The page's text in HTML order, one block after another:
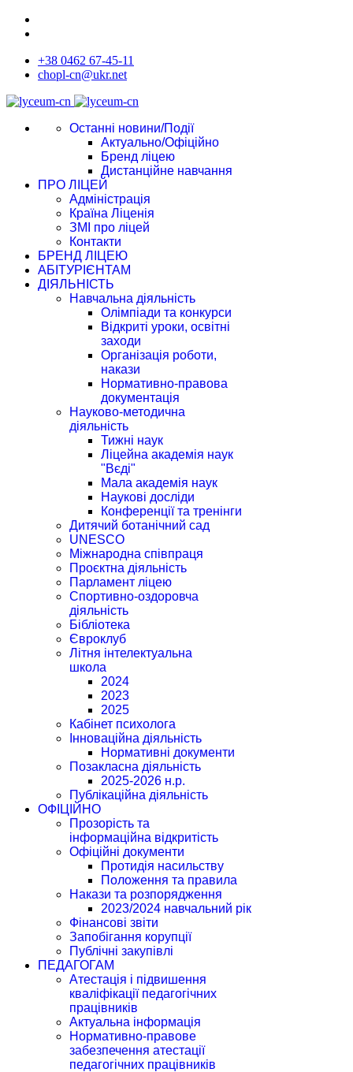
+38 0462 67-45-11
chopl-cn@ukr.net
Останні новини/Події
Актуально/Офіційно
Бренд ліцею
Дистанційне навчання
ПРО ЛІЦЕЙ
Адміністрація
Країна Ліценія
ЗМІ про ліцей
Контакти
БРЕНД ЛІЦЕЮ
АБІТУРІЄНТАМ
ДІЯЛЬНІСТЬ
Навчальна діяльність
Олімпіади та конкурси
Відкриті уроки, освітні
заходи
Організація роботи,
накази
Нормативно-правова
документація
Науково-методична
діяльність
Тижні наук
Ліцейна академія наук
"Вєді"
Мала академія наук
Наукові досліди
Конференції та тренінги
Дитячий ботанічний сад
UNESCO
Міжнародна співпраця
Проєктна діяльність
Парламент ліцею
Спортивно-оздоровча
діяльність
Бібліотека
Євроклуб
Літня інтелектуальна
школа
2024
2023
2025
Кабінет психолога
Інноваційна діяльність
Нормативні документи
Позакласна діяльність
2025-2026 н.р.
Публікаційна діяльність
ОФІЦІЙНО
Прозорість та
інформаційна відкритість
Офіційні документи
Протидія насильству
Положення та правила
Накази та розпорядження
2023/2024 навчальний рік
Фінансові звіти
Запобігання корупції
Публічні закупівлі
ПЕДАГОГАМ
Атестація і підвишення
кваліфікації педагогічних
працівників
Актуальна інформація
Нормативно-правове
забезпечення атестації
педагогічних працівників